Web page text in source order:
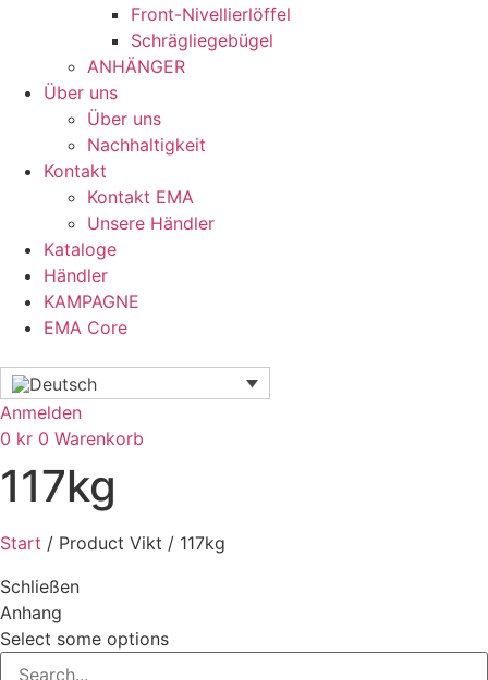
Front-Nivellierlöffel
Schrägliegebügel
ANHÄNGER
Über uns
Über uns
Nachhaltigkeit
Kontakt
Kontakt EMA
Unsere Händler
Kataloge
Händler
KAMPAGNE
EMA Core
Anmelden
0 kr 0 Warenkorb
117kg
Start / Product Vikt / 117kg
Schließen
Anhang
Select some options